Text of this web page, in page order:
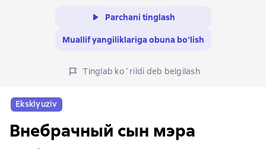
Parchani tinglash
Muallif yangiliklariga obuna bo‘lish
Tinglab ko`rildi deb belgilash
Eksklyuziv
Внебрачный сын мэра